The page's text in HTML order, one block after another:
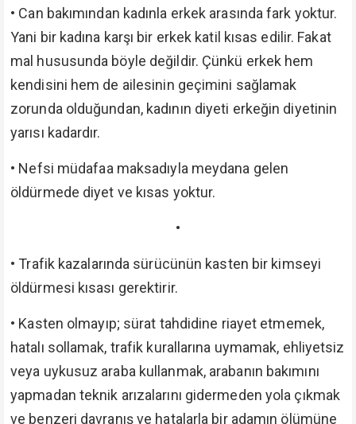
• Can bakımından kadınla erkek arasında fark yoktur.
Yani bir kadına karşı bir erkek katil kısas edilir. Fakat
mal hususunda böyle değildir. Çünkü erkek hem
kendisini hem de ailesinin geçimini sağlamak
zorunda olduğundan, kadının diyeti erkeğin diyetinin
yarısı kadardır.
• Nefsi müdafaa maksadıyla meydana gelen
öldürmede diyet ve kısas yoktur.
•
• Trafik kazalarında sürücünün kasten bir kimseyi
öldürmesi kısası gerektirir.
• Kasten olmayıp; sürat tahdidine riayet etmemek,
hatalı sollamak, trafik kurallarına uymamak, ehliyetsiz
veya uykusuz araba kullanmak, arabanın bakımını
yapmadan teknik arızalarını gidermeden yola çıkmak
ve benzeri davranış ve hatalarla bir adamın ölümüne